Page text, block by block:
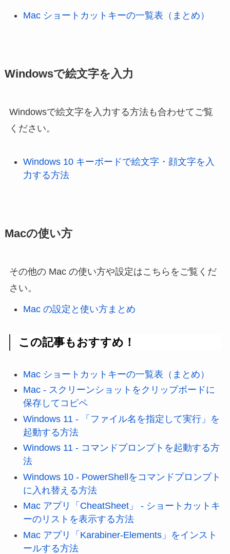
Mac ショートカットキーの一覧表（まとめ）
Windowsで絵文字を入力
Windowsで絵文字を入力する方法も合わせてご覧
ください。
Windows 10 キーボードで絵文字・顔文字を入
力する方法
Macの使い方
その他の Mac の使い方や設定はこちらをご覧くだ
さい。
Mac の設定と使い方まとめ
この記事もおすすめ！
Mac ショートカットキーの一覧表（まとめ）
Mac - スクリーンショットをクリップボードに
保存してコピペ
Windows 11 - 「ファイル名を指定して実行」を
起動する方法
Windows 11 - コマンドプロンプトを起動する方
法
Windows 10 - PowerShellをコマンドプロンプト
に入れ替える方法
Mac アプリ「CheatSheet」 - ショートカットキ
ーのリストを表示する方法
Mac アプリ「Karabiner-Elements」をインスト
ールする方法